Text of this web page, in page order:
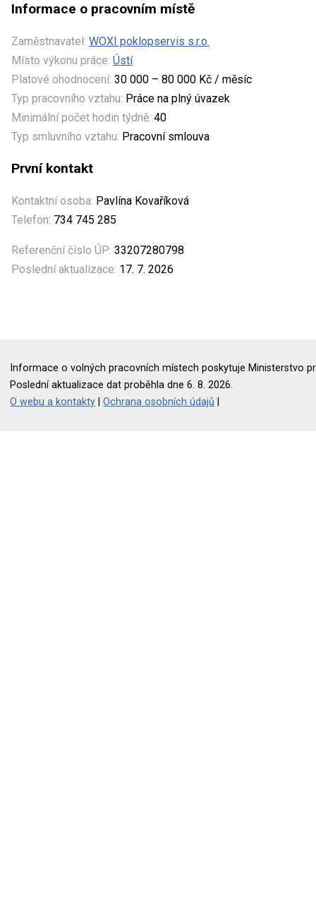
Informace o pracovním místě
Zaměstnavatel: WOXI poklopservis s.r.o.
Místo výkonu práce: Ústí
Platové ohodnocení: 30 000 – 80 000 Kč / měsíc
Typ pracovního vztahu: Práce na plný úvazek
Minimální počet hodin týdně: 40
Typ smluvního vztahu: Pracovní smlouva
První kontakt
Kontaktní osoba: Pavlína Kovaříková
Telefon: 734 745 285
Referenční číslo ÚP: 33207280798
Poslední aktualizace: 17. 7. 2026
Informace o volných pracovních místech poskytuje Ministerstvo
Poslední aktualizace dat proběhla dne 6. 8. 2026.
O webu a kontakty |Ochrana osobních údajů